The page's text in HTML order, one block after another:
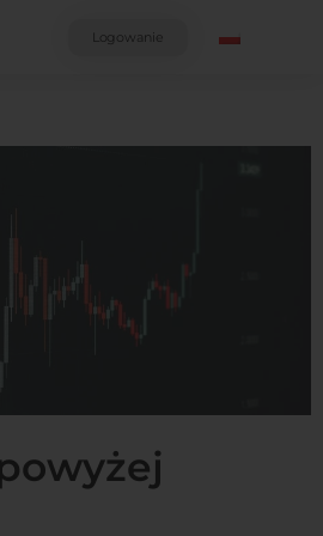
Logowanie